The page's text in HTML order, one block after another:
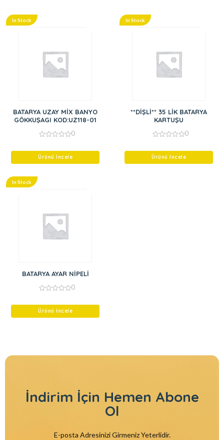
In Stock
BATARYA UZAY MİX BANYO
GÖKKUŞAGI KOD:UZ118-01
of
0
Ürünü İncele
In Stock
**DİŞLİ** 35 LİK BATARYA
KARTUŞU
of
0
Ürünü İncele
In Stock
BATARYA AYAR NİPELİ
of
0
Ürünü İncele
İndirim İçin Hemen Abone
Ol
E-posta Adresinizi Girmeniz Yeterlidir.